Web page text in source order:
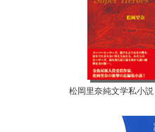
松岡里奈純文学私小説